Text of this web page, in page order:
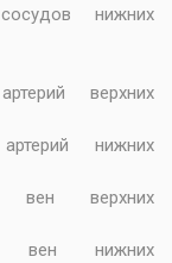
нижних
верхних
нижних
вен верхних
вен нижних